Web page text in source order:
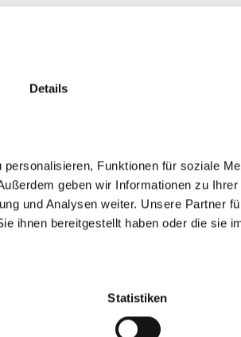
Details
Funktionen für soziale
geben wir Informationen zu
und Analysen weiter. Unsere Partner
ihnen bereitgestellt haben oder die sie
Statistiken